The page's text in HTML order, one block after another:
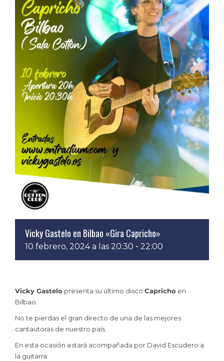
Vicky Gastelo en Bilbao «Gira Capricho»
10 febrero, 2024 a las 20:30 - 22:00
Vicky Gastelo presenta su último disco Capricho en
Bilbao.
No te pierdas el gran directo de una de las mejores
cantautoras de nuestro país.
En esta ocasión estará acompañada por David Escudero a
la guitarra.